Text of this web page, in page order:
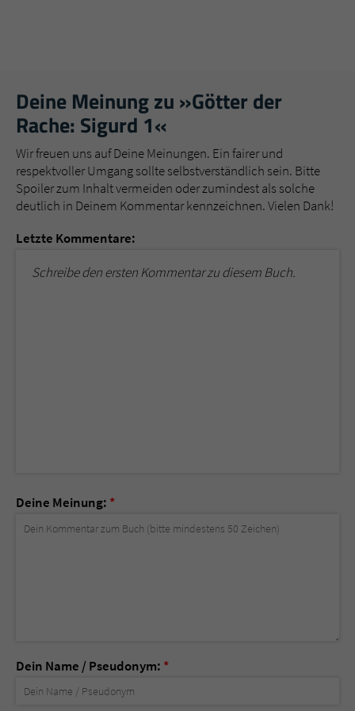
Deine Meinung zu »Götter der
Rache: Sigurd 1«
Wir freuen uns auf Deine Meinungen. Ein fairer und
respektvoller Umgang sollte selbstverständlich sein. Bitte
Spoiler zum Inhalt vermeiden oder zumindest als solche
deutlich in Deinem Kommentar kennzeichnen. Vielen Dank!
Letzte Kommentare:
Schreibe den ersten Kommentar zu diesem Buch.
Deine Meinung: *
Dein Name / Pseudonym: *